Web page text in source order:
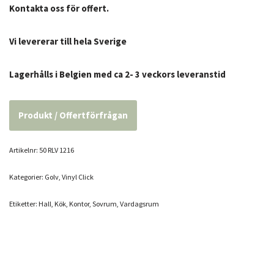
Kontakta oss för offert.
Vi levererar till hela Sverige
Lagerhålls i Belgien med ca 2- 3 veckors leveranstid
Produkt / Offertförfrågan
Artikelnr: 50 RLV 1216
Kategorier: Golv Vinyl Click
Etiketter: Hall Kök Kontor, Sovrum Vardagsrum